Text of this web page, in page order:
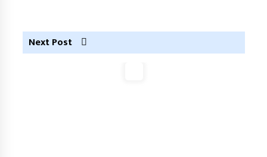
आरोपमा एक पक्राउ
नेपाली कांग्रेस जुम्लाका कोषाध्यक्ष पाण्डेको निधन
Next Post